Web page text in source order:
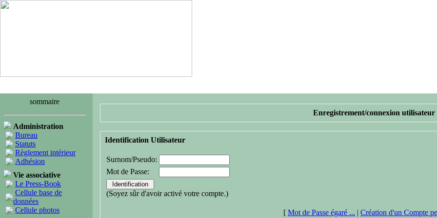
sommaire
Administration
Bureau
Statuts
Règlement intérieur
Adhésion
Vie associative
Le Press-Book
Cellule base de
données
Cellule photos
Enregistrement/connexion utilisateur
Identification Utilisateur
Surnom/Pseudo:
Mot de Passe:
(Soyez sûr d'avoir activé votre compte.)
[ Mot de Passe égaré ... | Création d'un Compte